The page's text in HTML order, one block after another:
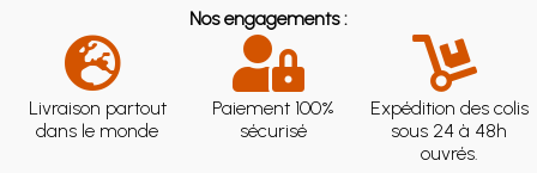
Nos engagements :
Livraison partout
dans le monde
Paiement 100%
sécurisé
Expédition des colis
sous 24 à 48h
ouvrés.